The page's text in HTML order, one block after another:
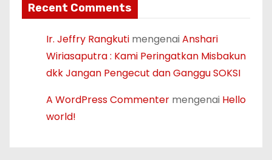
Recent Comments
Ir. Jeffry Rangkuti mengenaiAnshari
Wiriasaputra : Kami Peringatkan Misbakun
dkk Jangan Pengecut dan Ganggu SOKSI
A WordPress Commenter mengenai Hello
world!